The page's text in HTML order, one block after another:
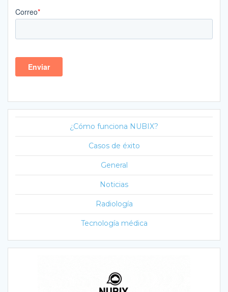
¿Cómo funciona NUBIX?
Casos de éxito
General
Noticias
Radiología
Tecnología médica